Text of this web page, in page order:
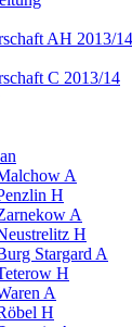
AH 2013/14
C 2013/14
A
H
A
H
Stargard A
H
A
H